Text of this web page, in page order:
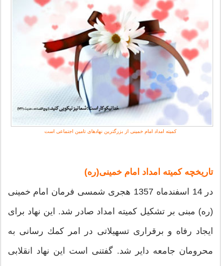
كمیته امداد امام خمینی از بزرگترین نهادهای تامین اجتماعی است
تاریخچه کمیته امداد امام خمینی(ره)
در 14 اسفندماه 1357 هجری شمسی فرمان امام خمینی
(ره) مبنی بر تشكیل كمیته امداد صادر شد. این نهاد برای
ایجاد رفاه و برقراری تسهیلاتی در امر كمك رسانی به
محرومان جامعه دایر شد. گفتنی است این نهاد انقلابی